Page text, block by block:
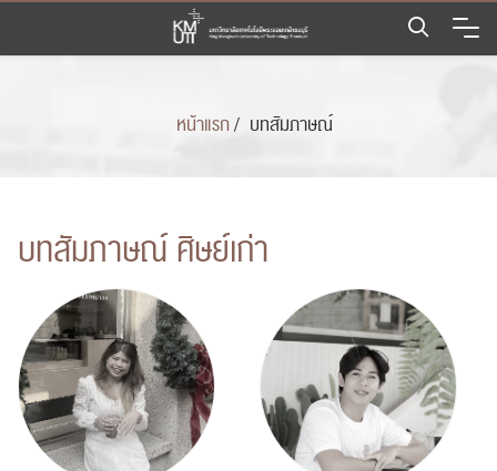
Skip
content
หน้าแรก/ บทสัมภาษณ์
บทสัมภาษณ์ ศิษย์เก่า